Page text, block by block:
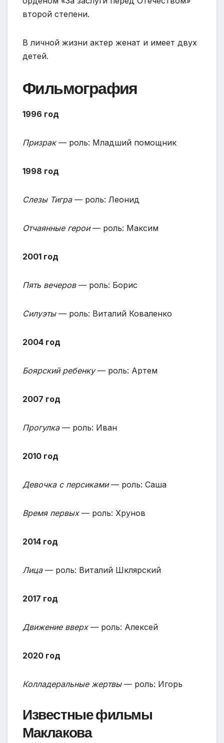
второй степени.
В личной жизни актер женат и имеет двух
детей.
Фильмография
1996 год
Призрак— роль: Младший помощник
1998 год
Слезы Тигра— роль: Леонид
Отчаянные герои— роль: Максим
2001 год
Пять вечеров— роль: Борис
Силуэты— роль: Виталий Коваленко
2004 год
Боярский ребенку— роль: Артем
2007 год
Прогулка— роль: Иван
2010 год
Девочка с персиками— роль: Саша
Время первых— роль: Хрунов
2014 год
Лица— роль: Виталий Шклярский
2017 год
Движение вверх— роль: Алексей
2020 год
Колладеральные жертвы— роль: Игорь
Известные фильмы
Маклакова